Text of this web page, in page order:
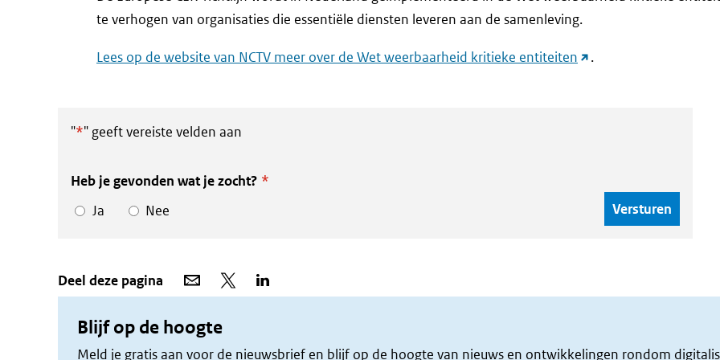
te verhogen van organisaties die essentiële diensten leveren aan de samenleving.
Lees op de website van NCTV meer over de Wet weerbaarheid kritieke entiteiten (link.
"*" geeft vereiste velden aan
Heb je gevonden wat je zocht? *
Ja
Nee
Deel deze pagina
Deel
Deel
Blijf op de hoogte
Meld je gratis aan voor de nieuwsbrief en blijf op de hoogte van nieuws en ontwikkelingen rondom